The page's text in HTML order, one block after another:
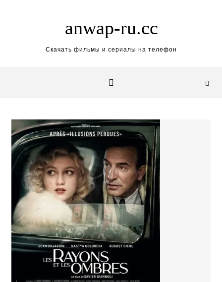
anwap-ru.cc
Скачать фильмы и сериалы на телефон